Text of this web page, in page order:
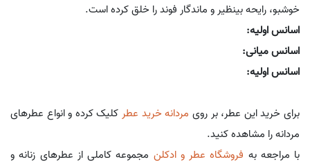
خوشبو، رایحه بینظیر و ماندگار فوند را خلق کرده است.
اسانس اولیه:
اسانس میانی:
اسانس اولیه:
برای خرید این عطر، بر روی مردانه خرید عطر کلیک کرده و انواع عطرهای
مردانه را مشاهده کنید.
با مراجعه به فروشگاه عطر و ادکلن مجموعه کاملی از عطرهای زنانه و